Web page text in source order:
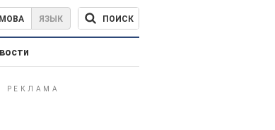
МОВА ЯЗЫК ПОИСК